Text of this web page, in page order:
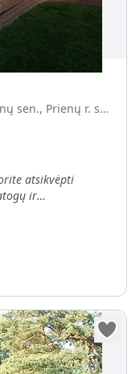
Bičiulių g. 13, Alksniakiemis, Prienų sen., Prienų r. sav.
atsikvėpti
ir
miško